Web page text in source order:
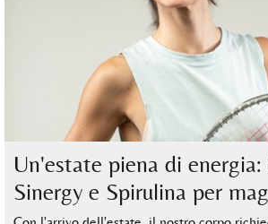
Un'estate piena di
Sinergy e Spirulina per